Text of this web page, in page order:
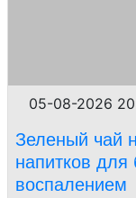
05-08-2026
Зеленый чай
напитков для
воспалением